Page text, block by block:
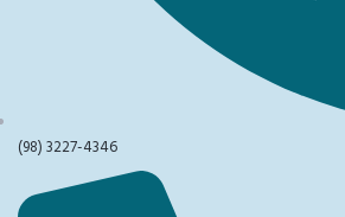
(98) 3227-4346